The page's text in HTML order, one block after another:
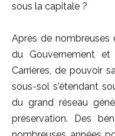
sous la capitale ?
Après de nombreuses
du Gouvernement
Carrières, de pouvoir
sous-sol s'étendant
du grand réseau
préservation. Des